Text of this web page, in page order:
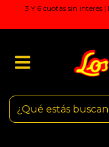
3 Y 6 cuotas sin interés